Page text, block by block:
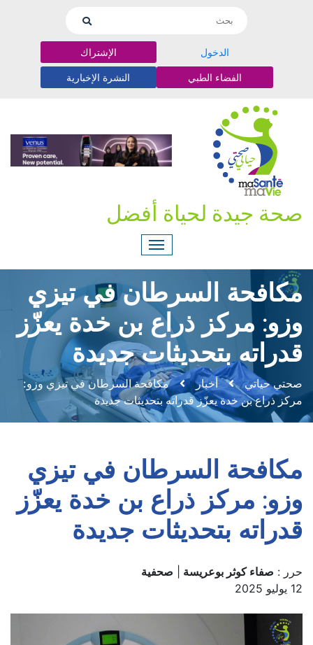
الدخول الإشتراك
الفضاء الطبي النشرة الإخبارية
صحة جيدة لحياة أفضل
مكافحة السرطان في تيزي
وزو: مركز ذراع بن خدة يعزّز
قدراته بتحديثات جديدة
صحتي حياتي أخبار
مكافحة السرطان في تيزي وزو:
مركز ذراع بن خدة يعزّز قدراته بتحديثات جديدة
مكافحة السرطان في تيزي
وزو: مركز ذراع بن خدة يعزّز
قدراته بتحديثات جديدة
حرر : صفاء كوثر بوعريسة
صحفية
12 يوليو 2025